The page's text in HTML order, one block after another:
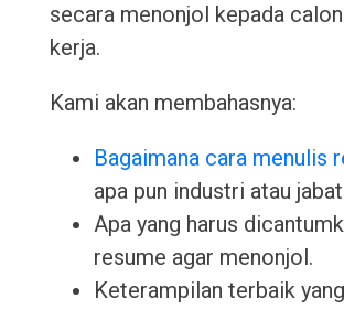
secara menonjol kepada
kerja.
Kami akan membahasnya:
Bagaimana cara menulis
apa pun industri atau
Apa yang harus
resume agar menonjol.
Keterampilan terbaik